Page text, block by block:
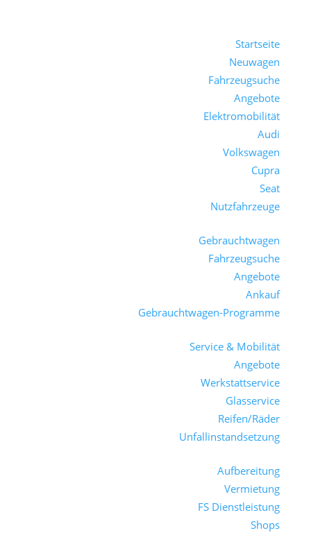
Startseite
Neuwagen
Fahrzeugsuche
Angebote
Elektromobilität
Audi
Volkswagen
Cupra
Seat
Nutzfahrzeuge
Gebrauchtwagen
Fahrzeugsuche
Angebote
Ankauf
Gebrauchtwagen-Programme
Service & Mobilität
Angebote
Werkstattservice
Glasservice
Reifen/Räder
Unfallinstandsetzung
Aufbereitung
Vermietung
FS Dienstleistung
Shops